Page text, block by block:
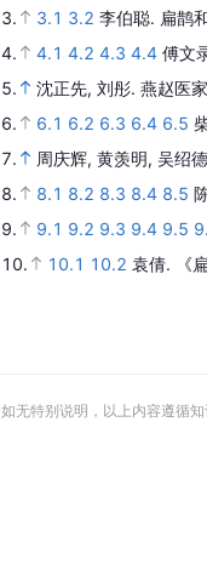
3. 3.1 3.2 李伯聪. 扁鹊
4.
4.1 4.2 4.3 4.4 傅文
5.
沈正先, 刘彤. 燕赵医
6.
6.1 6.2 6.3 6.4 6.5
7.
周庆辉, 黄羡明, 吴绍
8.
8.1 8.2 8.3 8.4 8.5
9.
9.1 9.2 9.3 9.4 9.5
10.
10.1 10.2 袁倩. 《
如无特别说明，以上内容遵循